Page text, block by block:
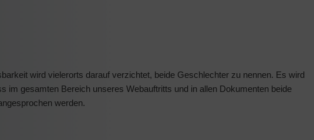
wird vielerorts darauf verzichtet, beide Geschlechter zu nennen. Es wird
im gesamten Bereich unseres Webauftritts und in allen Dokumenten beide
werden.